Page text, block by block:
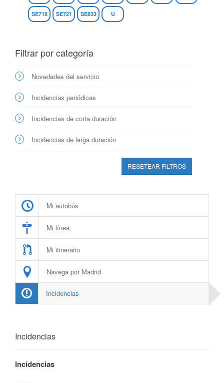
SE718 SE721 SE833 U
Filtrar por categoría
Novedades del servicio
Incidencias periódicas
Incidencias de corta duración
Incidencias de larga duración
RESETEAR FILTROS
Mi autobús
Mi línea
Mi itinerario
Navega por Madrid
Incidencias
Incidencias
Incidencias